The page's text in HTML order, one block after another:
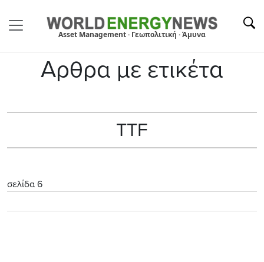
Asset Management · Γεωπολιτική · Άμυνα
Αρθρα με ετικέτα
TTF
σελίδα 6